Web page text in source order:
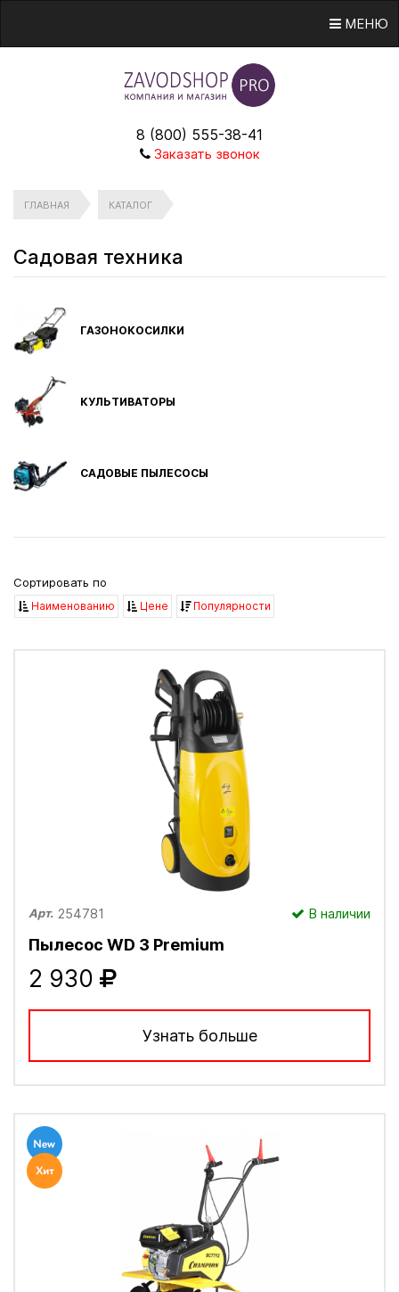
МЕНЮ
8 (800) 555-38-41
Заказать звонок
ГЛАВНАЯ КАТАЛОГ
Садовая техника
ГАЗОНОКОСИЛКИ
КУЛЬТИВАТОРЫ
САДОВЫЕ ПЫЛЕСОСЫ
Сортировать по
Наименованию Цене Популярности
Арт. 254781 В наличии
Пылесос WD 3 Рremium
2 930
Узнать больше